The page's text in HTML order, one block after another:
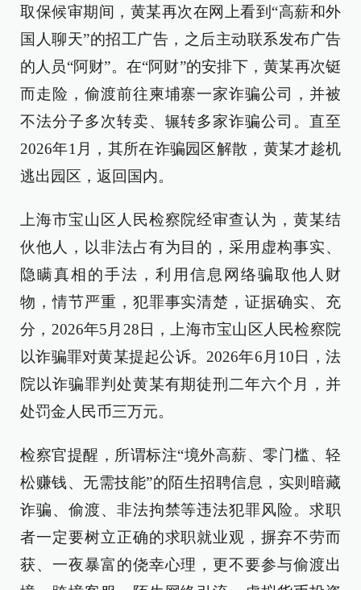
取保候审期间，黄某再次在网上看到“高薪和外
国人聊天”的招工广告，之后主动联系发布广告
的人员“阿财”。在“阿财”的安排下，黄某再次铤
而走险，偷渡前往柬埔寨一家诈骗公司，并被
不法分子多次转卖、辗转多家诈骗公司。直至
2026年1月，其所在诈骗园区解散，黄某才趁机
逃出园区，返回国内。
上海市宝山区人民检察院经审查认为，黄某结
伙他人，以非法占有为目的，采用虚构事实、
隐瞒真相的手法，利用信息网络骗取他人财
物，情节严重，犯罪事实清楚，证据确实、充
分，2026年5月28日，上海市宝山区人民检察院
以诈骗罪对黄某提起公诉。2026年6月10日，法
院以诈骗罪判处黄某有期徒刑二年六个月，并
处罚金人民币三万元。
检察官提醒，所谓标注“境外高薪、零门槛、轻
松赚钱、无需技能”的陌生招聘信息，实则暗藏
诈骗、偷渡、非法拘禁等违法犯罪风险。求职
者一定要树立正确的求职就业观，摒弃不劳而
获、一夜暴富的侥幸心理，更不要参与偷渡出